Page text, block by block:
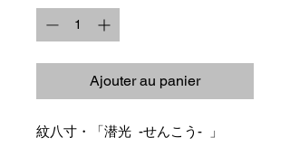
Ajouter au panier
紋八寸・「潜光 -せんこう- 」